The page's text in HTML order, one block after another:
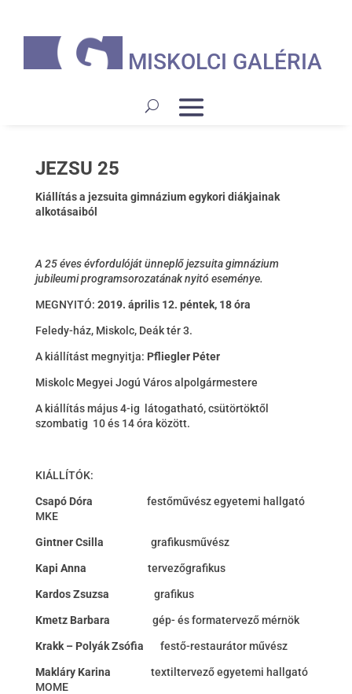
MISKOLCI GALÉRIA
JEZSU 25
Kiállítás a jezsuita gimnázium egykori diákjainak
alkotásaiból
A 25 éves évfordulóját ünneplő jezsuita gimnázium
jubileumi programsorozatának nyitó eseménye.
MEGNYITÓ: 2019. április 12. péntek, 18 óra
Feledy-ház, Miskolc, Deák tér 3.
A kiállítást megnyitja: Pfliegler Péter
Miskolc Megyei Jogú Város alpolgármestere
A kiállítás május 4-ig látogatható, csütörtöktől
szombatig 10 és 14 óra között.
KIÁLLÍTÓK:
Csapó Dóra festőművész egyetemi hallgató
MKE
Gintner Csilla grafikusművész
Kapi Anna tervezőgrafikus
Kardos Zsuzsa grafikus
Kmetz Barbara gép- és formatervező mérnök
Krakk – Polyák Zsófia festő-restaurátor művész
Makláry Karina textiltervező egyetemi hallgató
MOME